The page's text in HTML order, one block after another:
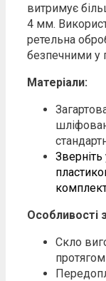
витримує
4 мм.
ретельна
безпечними у
Матеріали:
Зверніть
Особливості
Скло
протягом